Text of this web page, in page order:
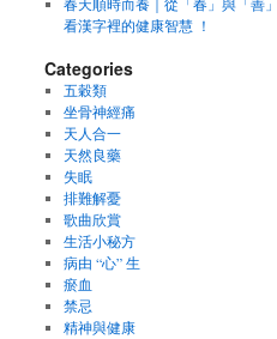
看漢字裡的健康智慧 ！
Categories
五穀類
坐骨神經痛
天人合一
天然良藥
失眠
排難解憂
歌曲欣賞
生活小秘方
病由 “心” 生
瘀血
禁忌
精神與健康